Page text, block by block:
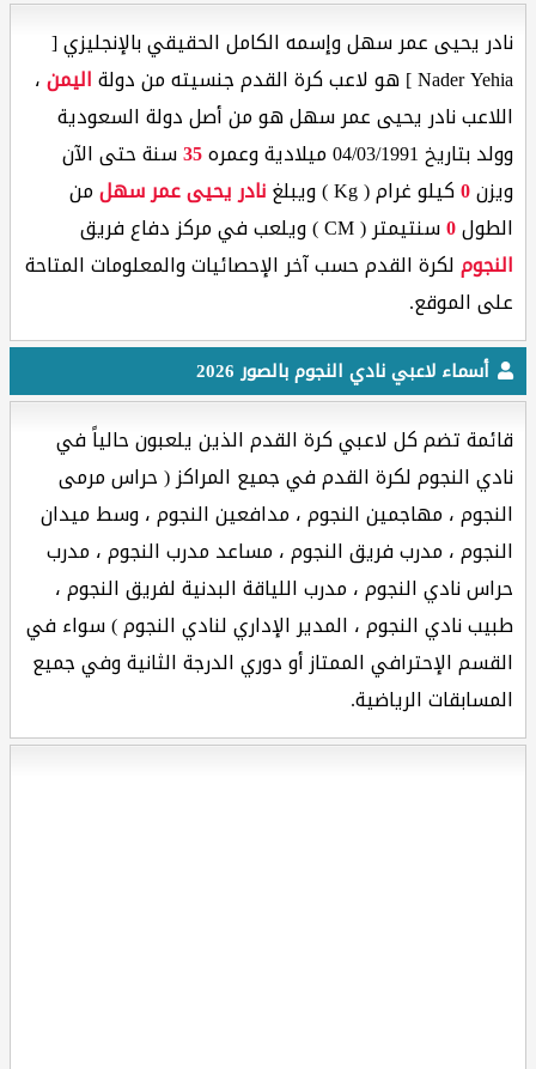
نادر يحيى عمر سهل وإسمه الكامل الحقيقي بالإنجليزي [
Nader Yehia ] هو لاعب كرة القدم جنسيته من دولة
اليمن،
اللاعب نادر يحيى عمر سهل هو من أصل دولة السعودية
وولد بتاريخ 04/03/1991 ميلادية وعمره
35سنة حتى الآن
ويزن0كيلو غرام ( Kg ) ويبلغ نادر يحيى عمر سهلمن
الطول0سنتيمتر ( CM ) ويلعب في مركز دفاع فريق
النجوملكرة القدم حسب آخر الإحصائيات والمعلومات المتاحة
على الموقع.
أسماء لاعبي نادي النجوم بالصور 2026
قائمة تضم كل لاعبي كرة القدم الذين يلعبون حالياً في
نادي النجوم لكرة القدم في جميع المراكز ( حراس مرمى
النجوم ، مهاجمين النجوم ، مدافعين النجوم ، وسط ميدان
النجوم ، مدرب فريق النجوم ، مساعد مدرب النجوم ، مدرب
حراس نادي النجوم ، مدرب اللياقة البدنية لفريق النجوم ،
طبيب نادي النجوم ، المدير الإداري لنادي النجوم ) سواء في
القسم الإحترافي الممتاز أو دوري الدرجة الثانية وفي جميع
المسابقات الرياضية.